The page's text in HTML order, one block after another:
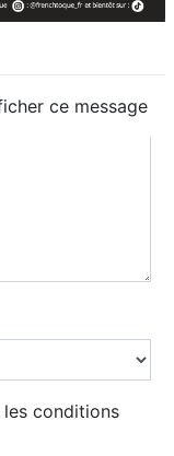
ce message
conditions